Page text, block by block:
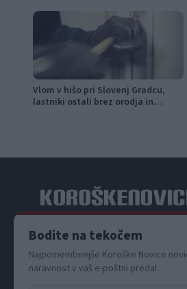
Vlom v hišo pri Slovenj Gradcu,
lastniki ostali brez orodja in
Bodite na tekočem
Najpomembnejše Koroške Novice
naravnost v vaš e-poštni predal.